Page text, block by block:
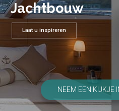
Jachtbouw
Laat u inspireren
NEEM EEN KIJKJE